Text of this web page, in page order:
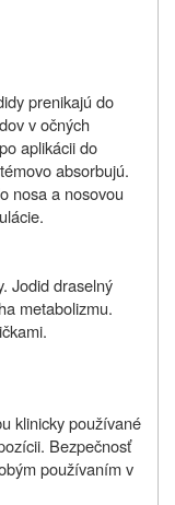
prenikajú do
v očných
aplikácii do
absorbujú.
nosa a nosovou
Jodid draselný
metabolizmu.
klinicky používané
Bezpečnosť
používaním v